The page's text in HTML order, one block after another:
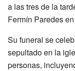
a las tres de la
Fermín Paredes
Su funeral se
sepultado en la
personas,